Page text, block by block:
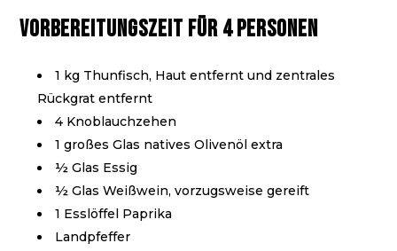
Vorbereitungszeit für 4 Personen
1 kg Thunfisch, Haut entfernt und zentrales
Rückgrat entfernt
4 Knoblauchzehen
1 großes Glas natives Olivenöl extra
½ Glas Essig
½ Glas Weißwein, vorzugsweise gereift
1 Esslöffel Paprika
Landpfeffer